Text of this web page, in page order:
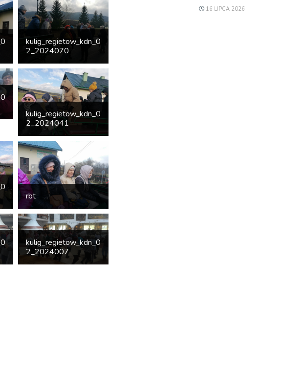
kulig_regietow_kdn_0
2_2024070
kulig_regietow_kdn_0
2_2024041
rbt
kulig_regietow_kdn_0
2_2024007
16 LIPCA 2026